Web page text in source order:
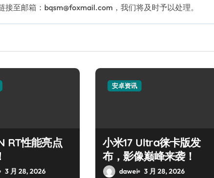
至邮箱：bqsm@foxmail.com，我们将及时予以处理。
RT性能亮点
3 月 28, 2026
安卓资讯
小米17 Ultra徕卡版发
布，影像巅峰来袭！
dawei 3 月 28, 2026